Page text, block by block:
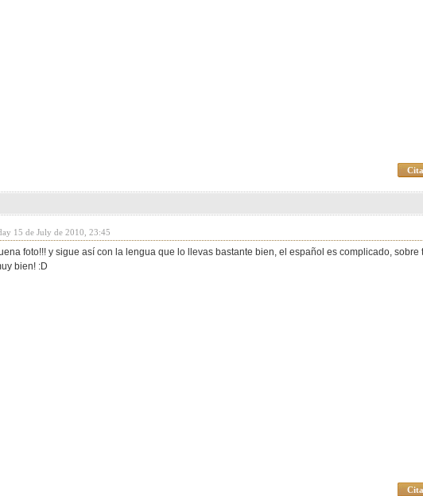
15 de July de 2010, 23:45
foto!!! y sigue así con la lengua que lo llevas bastante bien, el español es complicado, sobre
bien! :D